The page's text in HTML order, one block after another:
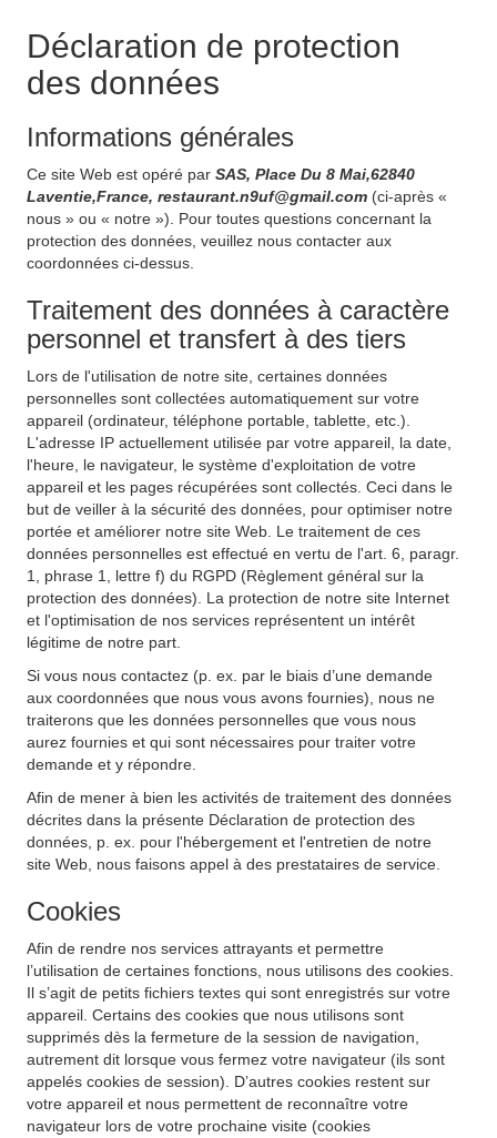
Déclaration de protection
des données
Informations générales
Ce site Web est opéré par SAS, Place Du 8 Mai,62840
Laventie,France, restaurant.n9uf@gmail.com (ci-après «
nous » ou « notre »). Pour toutes questions concernant la
protection des données, veuillez nous contacter aux
coordonnées ci-dessus.
Traitement des données à caractère
personnel et transfert à des tiers
Lors de l'utilisation de notre site, certaines données
personnelles sont collectées automatiquement sur votre
appareil (ordinateur, téléphone portable, tablette, etc.).
L'adresse IP actuellement utilisée par votre appareil, la date,
l'heure, le navigateur, le système d'exploitation de votre
appareil et les pages récupérées sont collectés. Ceci dans le
but de veiller à la sécurité des données, pour optimiser notre
portée et améliorer notre site Web. Le traitement de ces
données personnelles est effectué en vertu de l'art. 6, paragr.
1, phrase 1, lettre f) du RGPD (Règlement général sur la
protection des données). La protection de notre site Internet
et l'optimisation de nos services représentent un intérêt
légitime de notre part.
Si vous nous contactez (p. ex. par le biais d’une demande
aux coordonnées que nous vous avons fournies), nous ne
traiterons que les données personnelles que vous nous
aurez fournies et qui sont nécessaires pour traiter votre
demande et y répondre.
Afin de mener à bien les activités de traitement des données
décrites dans la présente Déclaration de protection des
données, p. ex. pour l'hébergement et l'entretien de notre
site Web, nous faisons appel à des prestataires de service.
Cookies
Afin de rendre nos services attrayants et permettre
l’utilisation de certaines fonctions, nous utilisons des cookies.
Il s’agit de petits fichiers textes qui sont enregistrés sur votre
appareil. Certains des cookies que nous utilisons sont
supprimés dès la fermeture de la session de navigation,
autrement dit lorsque vous fermez votre navigateur (ils sont
appelés cookies de session). D’autres cookies restent sur
votre appareil et nous permettent de reconnaître votre
navigateur lors de votre prochaine visite (cookies